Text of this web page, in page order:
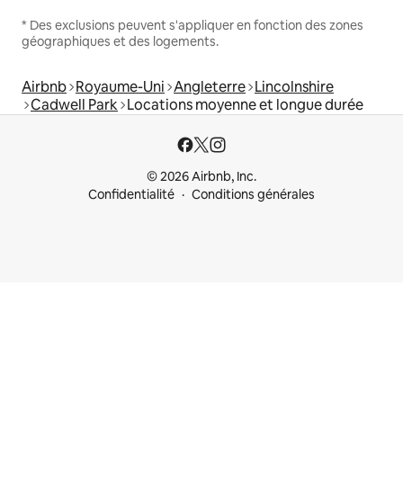
* Des exclusions peuvent s'appliquer en fonction des zones
géographiques et des logements.
Airbnb Royaume-Uni Angleterre Lincolnshire
Cadwell Park Locations moyenne et longue durée
© 2026 Airbnb, Inc.
Confidentialité
Conditions générales